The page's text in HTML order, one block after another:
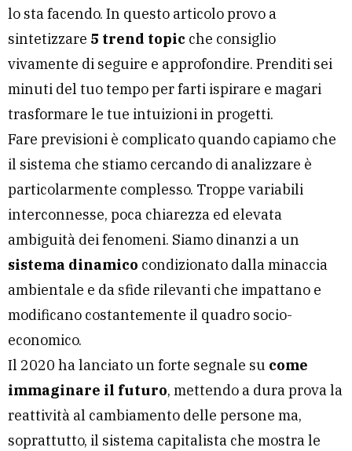
lo sta facendo. In questo articolo provo a
sintetizzare 5 trend topic che consiglio
vivamente di seguire e approfondire. Prenditi sei
minuti del tuo tempo per farti ispirare e magari
trasformare le tue intuizioni in progetti.
Fare previsioni è complicato quando capiamo che
il sistema che stiamo cercando di analizzare è
particolarmente complesso. Troppe variabili
interconnesse, poca chiarezza ed elevata
ambiguità dei fenomeni. Siamo dinanzi a un
sistema dinamico condizionato dalla minaccia
ambientale e da sfide rilevanti che impattano e
modificano costantemente il quadro socio-
economico.
Il 2020 ha lanciato un forte segnale su come
immaginare il futuro, mettendo a dura prova la
reattività al cambiamento delle persone ma,
soprattutto, il sistema capitalista che mostra le